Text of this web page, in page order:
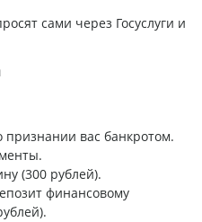
сами через Госуслуги и
признании вас банкротом.
(300 рублей).
финансовому